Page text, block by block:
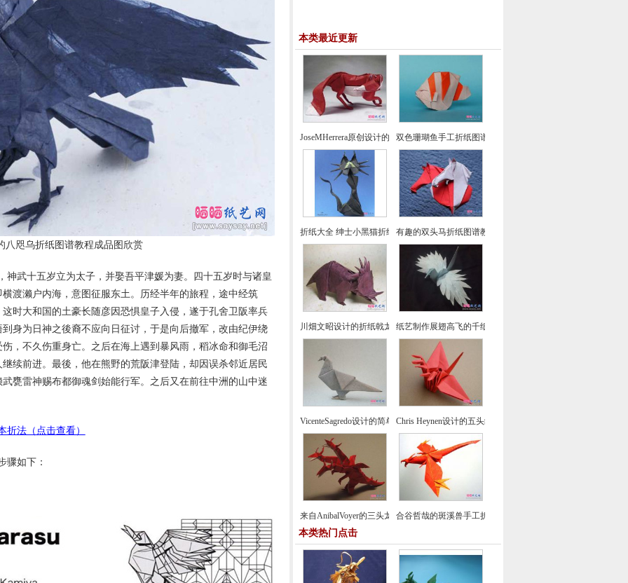
八咫乌折纸图谱教程成品图欣赏
神武十五岁立为太子，并娶吾平津媛为妻。四十五岁时与诸皇
渡濑户内海，意图征服东土。历经半年的旅程，途中经筑
时大和国的土豪长随彦因恐惧皇子入侵，遂于孔舍卫阪率兵
身为日神之後裔不应向日征讨，于是向后撤军，改由纪伊绕
，不久伤重身亡。之后在海上遇到暴风雨，稻冰命和御毛沼
续前进。最後，他在熊野的荒阪津登陆，却因误杀邻近居民
甕雷神赐布都御魂剑始能行军。之后又在前往中洲的山中迷
法（点击查看）
骤如下：
本类最近更新
JoseMHerrera原创设计的回头望小狐狸折纸
双色珊瑚鱼手工折纸图谱教程
折纸大全 绅士小黑猫折纸方法教程有趣的双头马折纸图谱教程
川畑文昭设计的折纸戟龙图谱教程纸艺制作展翅高飞的千纸鹤折纸图文教程
VicenteSagredo设计的简单鸽子折纸教程Chris Heynen设计的五头纸鹤折纸图谱教程
来自AnibalVoyer的三头龙折纸图谱教程合谷哲哉的斑溪兽手工折纸教程
本类热门点击